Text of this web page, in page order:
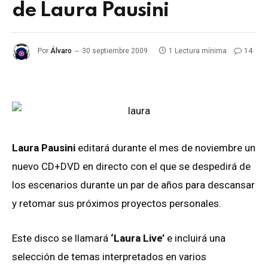
de Laura Pausini
Por Álvaro 30 septiembre 2009 1 Lectura mínima 14
Laura Pausini editará durante el mes de noviembre un
nuevo CD+DVD en directo con el que se despedirá de
los escenarios durante un par de años para descansar
y retomar sus próximos proyectos personales.
Este disco se llamará ‘Laura Live’ e incluirá una
selección de temas interpretados en varios